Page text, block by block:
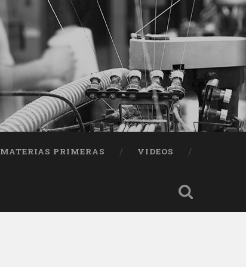
MATERIAS PRIMERAS VIDEOS